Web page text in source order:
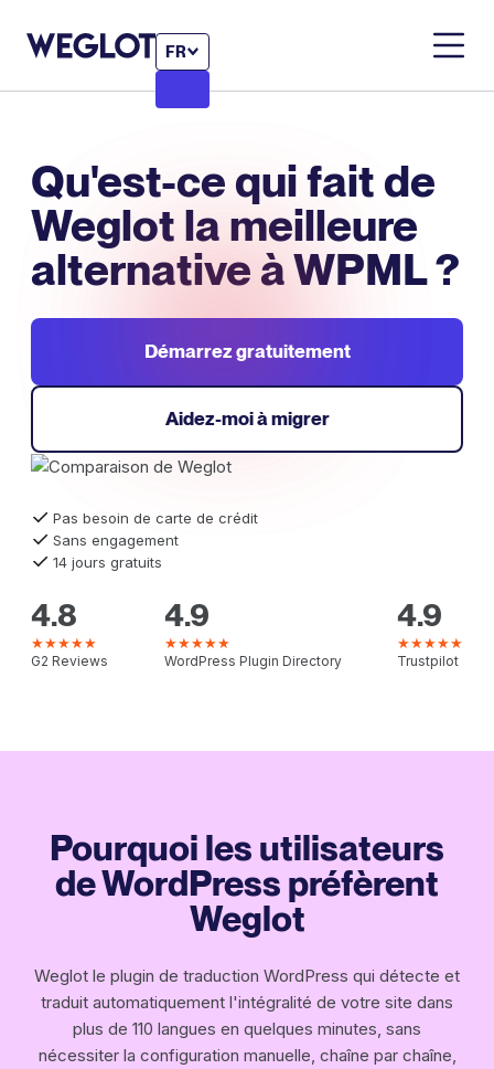
FR
Qu'est-ce qui fait de
Weglot la meilleure
alternative à WPML ?
Démarrez gratuitement
Aidez-moi à migrer
Pas besoin de carte de crédit
Sans engagement
14 jours gratuits
4.8
★★★★★
G2 Reviews
4.9
★★★★★
WordPress Plugin Directory
4.9
★★★★★
Trustpilot
Pourquoi les utilisateurs
de WordPress préfèrent
Weglot
Weglot le plugin de traduction WordPress qui détecte et
traduit automatiquement l'intégralité de votre site dans
plus de 110 langues en quelques minutes, sans
nécessiter la configuration manuelle, chaîne par chaîne,